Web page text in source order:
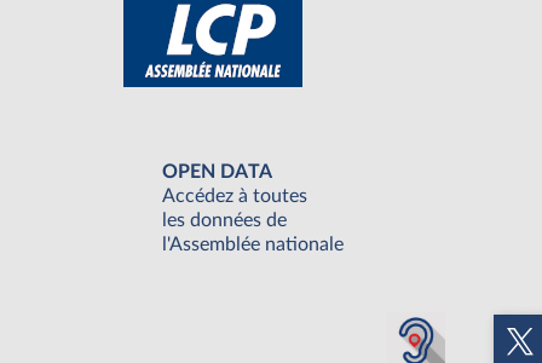
OPEN DATA
Accédez à toutes
les données de
l'Assemblée nationale